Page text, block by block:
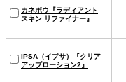
カネボウ『ラディアント
スキン リファイナー』
IPSA（イプサ）『クリア
アップローション2』